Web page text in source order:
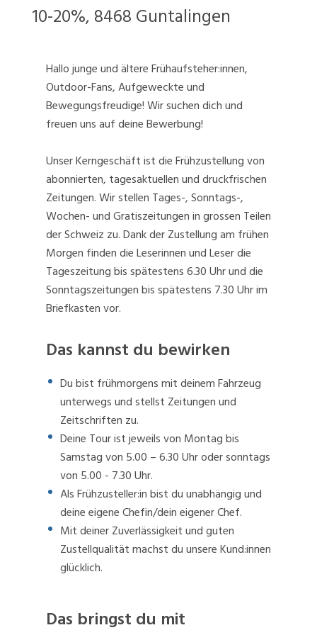
10-20%, 8468 Guntalingen
Hallo junge und ältere Frühaufsteher:innen,
Outdoor-Fans, Aufgeweckte und
Bewegungsfreudige! Wir suchen dich und
freuen uns auf deine Bewerbung!
Unser Kerngeschäft ist die Frühzustellung von
abonnierten, tagesaktuellen und druckfrischen
Zeitungen. Wir stellen Tages-, Sonntags-,
Wochen- und Gratiszeitungen in grossen Teilen
der Schweiz zu. Dank der Zustellung am frühen
Morgen finden die Leserinnen und Leser die
Tageszeitung bis spätestens 6.30 Uhr und die
Sonntagszeitungen bis spätestens 7.30 Uhr im
Briefkasten vor.
Das kannst du bewirken
Du bist frühmorgens mit deinem Fahrzeug
unterwegs und stellst Zeitungen und
Zeitschriften zu.
Deine Tour ist jeweils von Montag bis
Samstag von 5.00 – 6.30 Uhr oder sonntags
von 5.00 - 7.30 Uhr.
Als Frühzusteller:in bist du unabhängig und
deine eigene Chefin/dein eigener Chef.
Mit deiner Zuverlässigkeit und guten
Zustellqualität machst du unsere Kund:innen
glücklich.
Das bringst du mit